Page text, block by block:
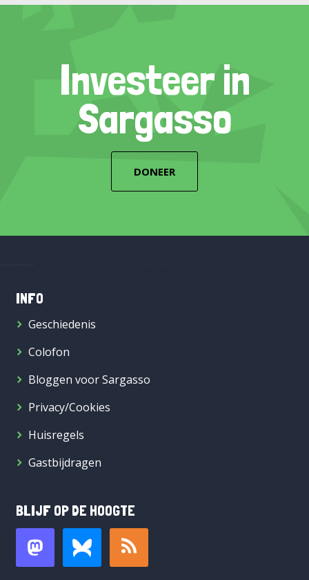
Investeer in
Sargasso
DONEER
INFO
Geschiedenis
Colofon
Bloggen voor Sargasso
Privacy/Cookies
Huisregels
Gastbijdragen
BLIJF OP DE HOOGTE